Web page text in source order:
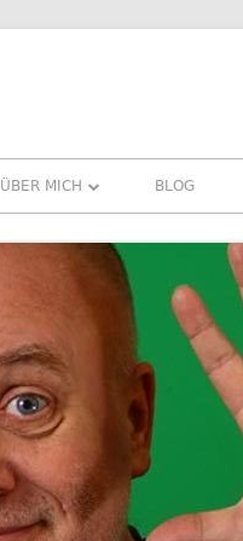
ÜBER MICH
REFERENZEN ERFAHRUNGEN UND
NEWSLETTER
BLOG